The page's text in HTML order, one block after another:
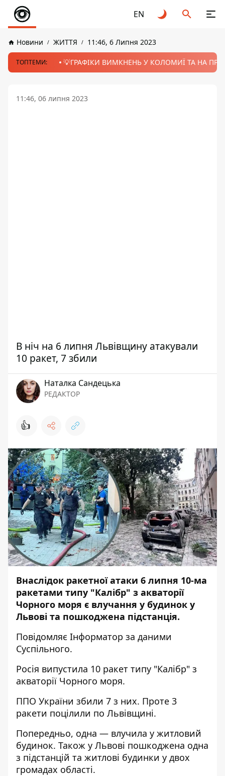
EN
Новини ЖИТТЯ 11:46, 6 Липня 2023
ТОПТЕМИ: 💡ГРАФІКИ ВИМКНЕНЬ У КОЛОМИЇ ТА НА
11:46, 06 липня 2023
В ніч на 6 липня Львівщину атакували
10 ракет, 7 збили
Наталка Сандецька
РЕДАКТОР
👍
Внаслідок ракетної атаки 6 липня 10-ма
ракетами типу "Калібр" з акваторії
Чорного моря є влучання у будинок у
Львові та пошкоджена підстанція.
Повідомляє Інформатор за даними
Суспільного.
Росія випустила 10 ракет типу "Калібр" з
акваторії Чорного моря.
ППО України збили 7 з них. Проте 3
ракети поцілили по Львівщині.
Попередньо, одна — влучила у житловий
будинок. Також у Львові пошкоджена одна
з підстанцій та житлові будинки у двох
громадах області.